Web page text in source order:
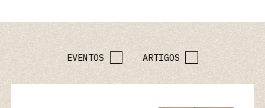
EVENTOS ARTIGOS